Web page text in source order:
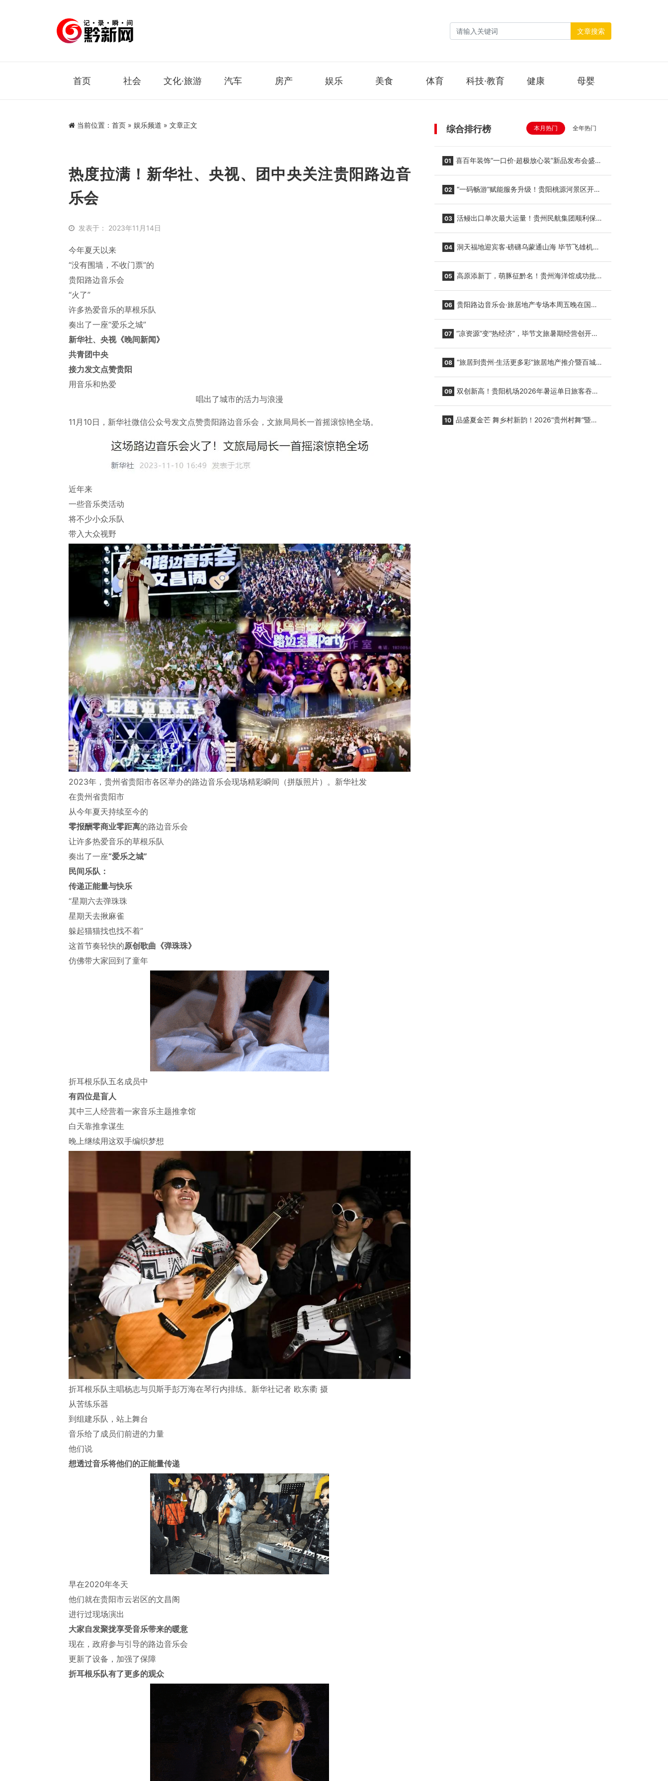
文章搜索
首页 社会 文化·旅游 汽车 房产 娱乐 美食 体育 科技·教育 健康 母婴
当前位置： 首页 » 娱乐频道 » 文章正文
热度拉满！新华社、央视、团中央关注贵阳路边音
乐会
发表于： 2023年11月14日
今年夏天以来
“没有围墙，不收门票”的
贵阳路边音乐会
“火了”
许多热爱音乐的草根乐队
奏出了一座“爱乐之城”
新华社、央视《晚间新闻》
共青团中央
接力发文点赞贵阳
用音乐和热爱
唱出了城市的活力与浪漫
11月10日，新华社微信公众号发文点赞贵阳路边音乐会，文旅局局长一首摇滚惊艳全场。
近年来
一些音乐类活动
将不少小众乐队
带入大众视野
2023年，贵州省贵阳市各区举办的路边音乐会现场精彩瞬间（拼版照片）。新华社发
在贵州省贵阳市
从今年夏天持续至今的
零报酬零商业零距离的路边音乐会
让许多热爱音乐的草根乐队
奏出了一座“爱乐之城”
民间乐队：
传递正能量与快乐
“星期六去弹珠珠
星期天去揪麻雀
躲起猫猫找也找不着”
这首节奏轻快的原创歌曲《弹珠珠》
仿佛带大家回到了童年
折耳根乐队五名成员中
有四位是盲人
其中三人经营着一家音乐主题推拿馆
白天靠推拿谋生
晚上继续用这双手编织梦想
折耳根乐队主唱杨志与贝斯手彭万海在琴行内排练。新华社记者 欧东衢 摄
从苦练乐器
到组建乐队，站上舞台
音乐给了成员们前进的力量
他们说
想透过音乐将他们的正能量传递
早在2020年冬天
他们就在贵阳市云岩区的文昌阁
进行过现场演出
大家自发聚拢享受音乐带来的暖意
现在，政府参与引导的路边音乐会
更新了设备，加强了保障
折耳根乐队有了更多的观众
综合排行榜 本月热门 全年热门
01 喜百年装饰“一口价·超极放心装”新品发布会盛大
02 “一码畅游”赋能服务升级！贵阳桃源河景区开
03 活鳗出口单次最大运量！贵州民航集团顺利保障
04 洞天福地迎宾客·磅礴乌蒙通山海 毕节飞雄机场
05 高原添新丁，萌豚征黔名！贵州海洋馆成功批量
06 贵阳路边音乐会·旅居地产专场本周五晚在国际
07 “凉资源”变“热经济”，毕节文旅暑期经营创开门
08 “旅居到贵州·生活更多彩”旅居地产推介暨百城千
09 双创新高！贵阳机场2026年暑运单日旅客吞吐
10 品盛夏金芒 舞乡村新韵！2026“贵州村舞”暨望